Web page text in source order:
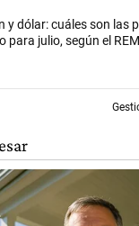
con el título
y dólar: cuáles son las
para julio, según el